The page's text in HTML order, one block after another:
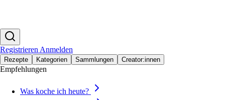
Registrieren Anmelden
Rezepte Kategorien Sammlungen Creator:innen
Empfehlungen
Was koche ich heute?